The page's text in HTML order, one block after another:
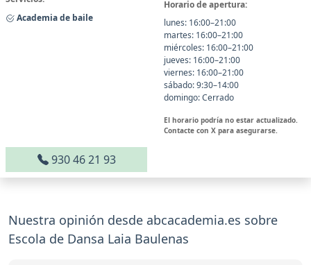
Academia de baile
Horario de apertura:
lunes: 16:00–21:00
martes: 16:00–21:00
miércoles: 16:00–21:00
jueves: 16:00–21:00
viernes: 16:00–21:00
sábado: 9:30–14:00
domingo: Cerrado
El horario podría no estar actualizado.
Contacte con X para asegurarse.
930 46 21 93
Nuestra opinión desde abcacademia.es sobre
Escola de Dansa Laia Baulenas